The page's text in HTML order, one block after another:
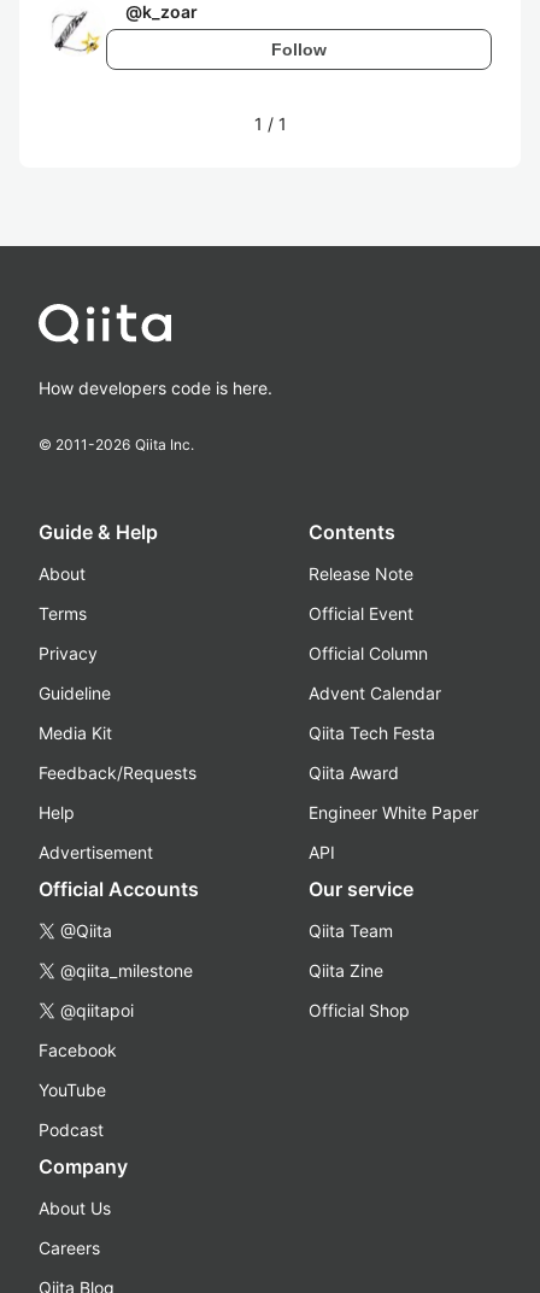
@k_zoar
Follow
1 / 1
How developers code is here.
© 2011-2026 Qiita Inc.
Guide & Help
About
Terms
Privacy
Guideline
Media Kit
Feedback/Requests
Help
Advertisement
Contents
Release Note
Official Event
Official Column
Advent Calendar
Qiita Tech Festa
Qiita Award
Engineer White Paper
API
Official Accounts
@Qiita
@qiita_milestone
@qiitapoi
Facebook
YouTube
Podcast
Our service
Qiita Team
Qiita Zine
Official Shop
Company
About Us
Careers
Qiita Blog